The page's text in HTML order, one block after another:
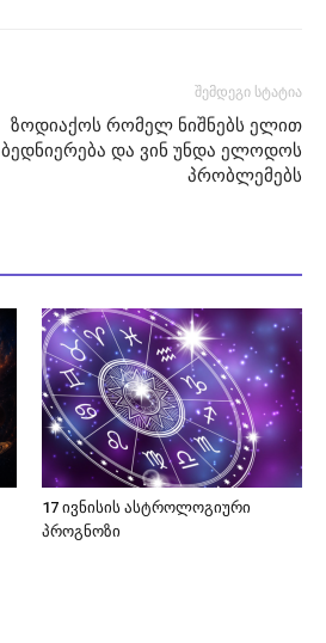
შემდეგი სტატია
ზოდიაქოს რომელ ნიშნებს ელით
ბედნიერება და ვინ უნდა ელოდოს
პრობლემებს
17 ივნისის ასტროლოგიური
პროგნოზი